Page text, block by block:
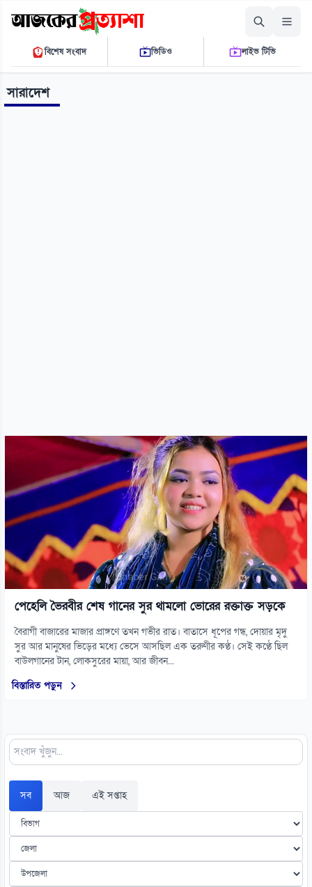
শনিবার, ০৮ আগস্ট ২০২৬
০২ ০৪ ৩৭ এ.এম.THE DAILY AJKER PROTTASHA
বিশেষ সংবাদ ভিডিও লাইভ টিভি
সারাদেশ
পেহেলি ভৈরবীর শেষ গানের সুর থামলো ভোরের রক্তাক্ত সড়কে
বৈরাগী বাজারের মাজার প্রাঙ্গণে তখন গভীর রাত। বাতাসে ধূপের গন্ধ, দোয়ার মৃদু
সুর আর মানুষের ভিড়ের মধ্যে ভেসে আসছিল এক তরুণীর কণ্ঠ। সেই কণ্ঠে ছিল
বাউলগানের টান, লোকসুরের মায়া, আর জীবন...
বিস্তারিত পড়ুন
সব আজ এই সপ্তাহ